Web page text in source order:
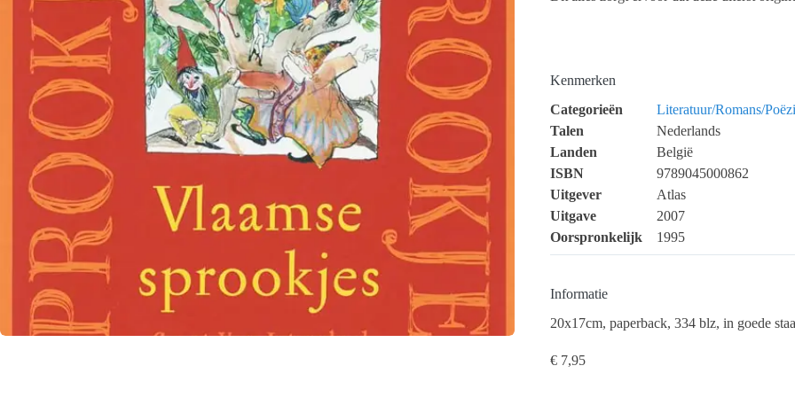
Kenmerken
Categorieën
Literatuur/Romans/
Talen
Nederlands
Landen
België
ISBN
9789045000862
Uitgever
Atlas
Uitgave
2007
Oorspronkelijk
1995
Informatie
20x17cm, paperback, 334 blz, in goede
€ 7,95